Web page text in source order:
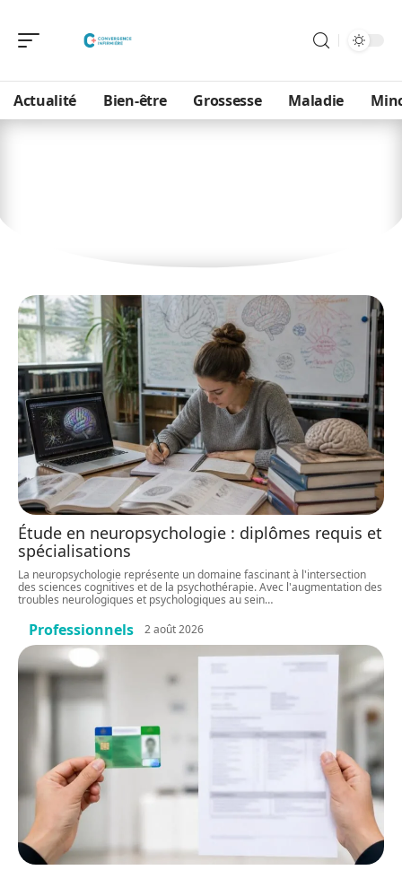
Actualité Bien-être Grossesse Maladie
Étude en neuropsychologie : diplômes requis et
spécialisations
La neuropsychologie représente un domaine fascinant à l'intersection
des sciences cognitives et de la psychothérapie. Avec l'augmentation des
troubles neurologiques et psychologiques au sein…
Professionnels 2 août 2026